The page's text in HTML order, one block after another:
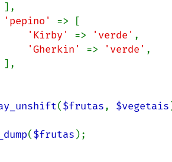
'pepino' => [
'Kirby' => 'verde' ,
'Gherkin' => 'verde' ,
($frutas, $vegetais
($frutas );